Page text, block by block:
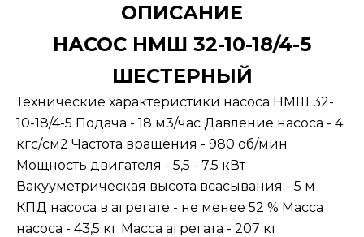
ОПИСАНИЕ
НАСОС НМШ 32-10-18/4-5
ШЕСТЕРНЫЙ
Технические характеристики насоса НМШ 32-
10-18/4-5 Подача - 18 м3/час Давление насоса - 4
кгс/см2 Частота вращения - 980 об/мин
Мощность двигателя - 5,5 - 7,5 кВт
Вакууметрическая высота всасывания - 5 м
КПД насоса в агрегате - не менее 52 % Масса
насоса - 43,5 кг Масса агрегата - 207 кг